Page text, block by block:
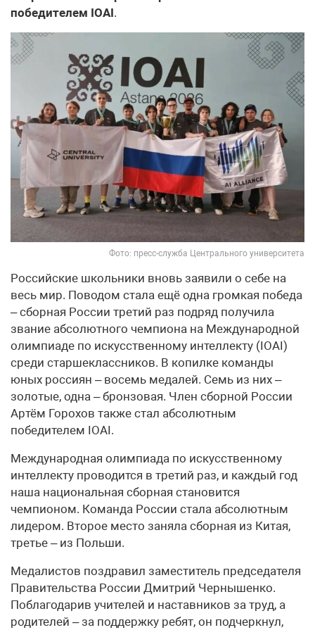
победителем IOAI.
Фото: пресс-служба Центрального университета
Российские школьники вновь заявили о себе на
весь мир. Поводом стала ещё одна громкая победа
– сборная России третий раз подряд получила
звание абсолютного чемпиона на Международной
олимпиаде по искусственному интеллекту (IOAI)
среди старшеклассников. В копилке команды
юных россиян – восемь медалей. Семь из них –
золотые, одна – бронзовая. Член сборной России
Артём Горохов также стал абсолютным
победителем IOAI.
Международная олимпиада по искусственному
интеллекту проводится в третий раз, и каждый год
наша национальная сборная становится
чемпионом. Команда России стала абсолютным
лидером. Второе место заняла сборная из Китая,
третье – из Польши.
Медалистов поздравил заместитель председателя
Правительства России Дмитрий Чернышенко.
Поблагодарив учителей и наставников за труд, а
родителей – за поддержку ребят, он подчеркнул,